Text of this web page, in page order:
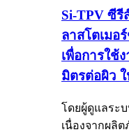
Si-TPV ซีรี
ลาสโตเมอ
เพื่อการใช้
มิตรต่อผิว
โดยผู้ดูแลระบ
เนื่องจากผลิ